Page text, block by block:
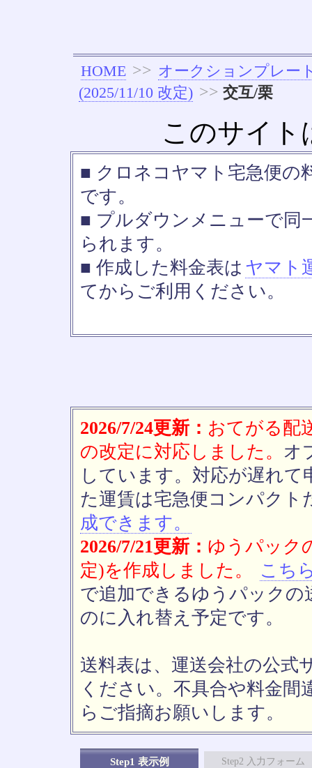
HOME >> オークションプレー
(2025/11/10 改定) >> 交互/栗
このサイト
■ クロネコヤマト宅急便の
です。
■ プルダウンメニューで同
られます。
■ 作成した料金表は ヤマト
てからご利用ください。
2026/7/24更新： おてがる配
の改定に対応しました。 オ
しています。対応が遅れ
た運賃は宅急便コンパクト
成できます。
2026/7/21更新： ゆうパック
定)を作成しました。
こち
で追加できるゆうパックの
のに入れ替え予定です。
送料表は、運送会社の公式
ください。不具合や料金間
らご指摘お願いします。
Step1 表示例 Step2 入力フォーム